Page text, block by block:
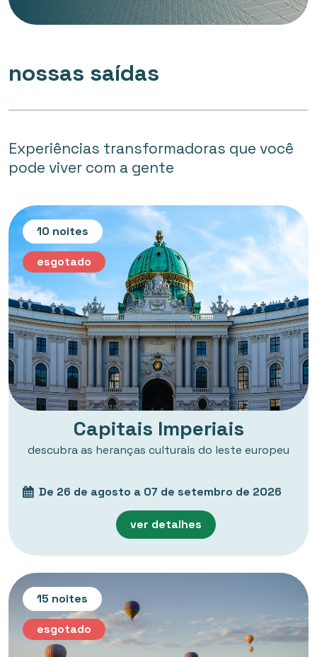
nossas saídas
Experiências transformadoras que você
pode viver com a gente
10 noites
esgotado
Capitais Imperiais
descubra as heranças culturais do leste europeu
De 26 de agosto a 07 de setembro de 2026
ver detalhes
15 noites
esgotado